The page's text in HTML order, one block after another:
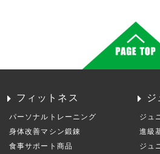
フィットネス
パーソナルトレーニング
身体改善マシン鍛錬
食事サポート商品
ジ
ジュ
進級
ジュ